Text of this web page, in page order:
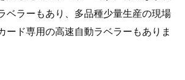
ベラーもあり、多品種少量生産の現場
ード専用の高速自動ラベラーもありま